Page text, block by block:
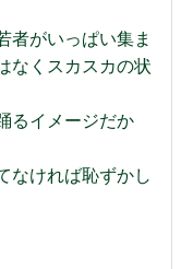
者がいっぱい集ま
なくスカスカの状
るイメージだか
なければ恥ずかし